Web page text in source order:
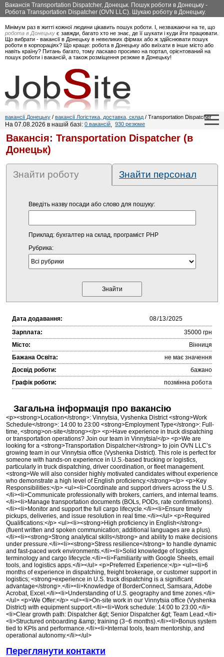
Вакансія Transportation Dispatcher, Донецьк. Пошук роботи в Донецьку -
Робота Transportation Dispatcher (OVN LLC). Шукаю роботу в Донецьку.
Мінімум раз в житті кожної людини цікавить пошук роботи. І, незважаючи на те, що
робота в Донецьку є завжди, багато хто не знає, де її шукати і куди йти працювати.
Що вибрати - вакансії в Донецьку в невеликих фірмах або ж здійснювати пошук
роботи в корпораціях? Що краще: робота в Донецьку або виїхати в інше місто або
навіть країну? Питань багато, тому ласкаво просимо на портал, орієнтований на
пошук роботи і вакансій, а також розміщення резюме в Донецьку!
вакансії Донецьку / вакансії Логістика, доставка, склад / Transportation Dispatcher
На 07.08.2026 в нашій базі: 0 вакансій, 930 резюме
Вакансія: Transportation Dispatcher (в
Донецьк)
Знайти роботу Знайти персонал
Введіть назву посади або слово для пошуку:
Приклад: бухгалтер на склад, програміст PHP
Рубрика:
Дата додавання:
Зарплата:
35000 грн
Місто:
Вінниця
Бажана Освіта:
не має значення
Досвід роботи:
бажано
Графік роботи:
позмінна робота
Загальна інформація про вакансію
<p><strong>Location</strong>: Vinnytsia, Vyshenka District <strong>Work
Schedule</strong>: 14:00 to 23:00 <strong>Employment Type</strong>: Full-
time, <strong>on-site</strong></p> <p>Have experience in truck dispatching
or transportation operations? Join our team in Vinnytsia!</p> <p>We are
looking for a <strong>Transportation Dispatcher</strong> to join OVN LLC’s
growing team in our Vinnytsia office (Vyshenka District). This role is perfect for
someone with hands-on experience in U.S.-based trucking or logistics,
particularly in truck dispatching, driver coordination, or fleet management.
<strong>We will also consider highly motivated candidates without experience
who demonstrate a high level of English proficiency.</strong></p> <p>Key
Responsibilities:</p> <ul><li>Coordinate and support drivers across the U.S.
</li><li>Communicate professionally with brokers, carriers, and internal teams.
</li><li>Manage transportation documents (BOLs, PODs, rate confirmations).
</li><li>Monitor and support the full cargo lifecycle.</li><li>Ensure timely
pickups, deliveries, and issue resolution in real time.</li></ul> <p>Required
Qualifications:</p> <ul><li><strong>High proficiency in English</strong>
(fluent written and spoken communication; additional languages are a plus).
</li><li><strong>Strong analytical skills</strong> and ability to make decisions
under pressure.</li><li><strong>Stress resilience</strong> to handle dynamic
and fast-paced work environments.</li><li>Solid knowledge of logistics
terminology and cargo lifecycle.</li><li>Familiarity with Google Sheets, email
tools, and logistics apps.</li></ul> <p>Preferred Experience:</p> <ul><li>6
months of experience in dispatching, freight brokerage, or customer support in
logistics; <strong>experience in U.S. truck dispatching is a significant
advantage</strong>.</li><li>Knowledge of BorderConnect, Samsara, Adobe
Acrobat, Excel.</li><li>Understanding of U.S. geography and time zones.</li>
</ul> <p>We Offer:</p> <ul><li>On-site work in our Vinnytsia office (Vyshenka
District) with equipment support.</li><li>Work schedule: 14:00 to 23:00.</li>
<li>Clear growth path: Dispatcher &gt; Senior Dispatcher &gt; Team Lead.</li>
<li>Structured onboarding &amp; training (3−6 months).</li><li>Bonus system
tied to KPIs and performance.</li><li>Internal tools, team mentorship, and
operational autonomy.</li></ul>
Переглянути контакти